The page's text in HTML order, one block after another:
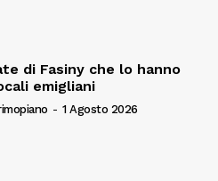
di Fasiny che lo hanno
emigliani
- 1 Agosto 2026